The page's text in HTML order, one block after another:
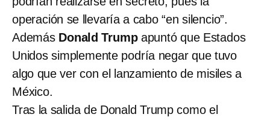
operación se llevaría a cabo “en silencio”.
Además Donald Trump apuntó que Estados
Unidos simplemente podría negar que tuvo
algo que ver con el lanzamiento de misiles a
México.
Tras la salida de Donald Trump como el